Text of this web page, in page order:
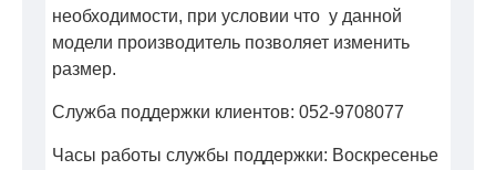
необходимости, при условии что у данной
модели производитель позволяет изменить
размер.
Служба поддержки клиентов: 052-9708077
Часы работы службы поддержки: Воскресенье